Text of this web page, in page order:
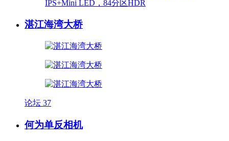
湛江海湾大桥
论坛 37
何为单反相机